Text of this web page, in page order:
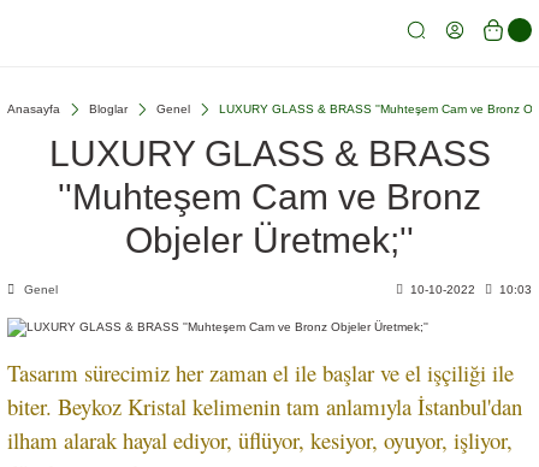
Anasayfa Bloglar Genel LUXURY GLASS & BRASS ''Muhteşem Cam ve Bronz
LUXURY GLASS & BRASS
''Muhteşem Cam ve Bronz
Objeler Üretmek;''
Genel 10-10-2022 10:03
Tasarım sürecimiz her zaman el ile başlar ve el işçiliği ile
biter. Beykoz Kristal kelimenin tam anlamıyla İstanbul'dan
ilham alarak hayal ediyor, üflüyor, kesiyor, oyuyor, işliyor,